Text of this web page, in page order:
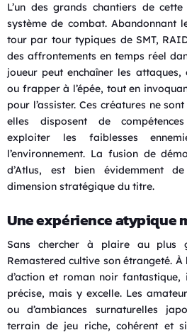
L’un des grands chantiers de
système de combat. Abandonnant
tour par tour typiques de SMT,
des affrontements en temps réel
joueur peut enchaîner les
ou frapper à l’épée, tout en
pour l’assister. Ces créatures ne
elles disposent de
exploiter les faiblesses
l’environnement. La fusion de
d’Atlus, est bien évidemment
dimension stratégique du titre.
Une expérience atypique
Sans chercher à plaire au plus
Remastered cultive son étrangeté. À
d’action et roman noir fantastique,
précise, mais y excelle. Les
ou d’ambiances surnaturelles
terrain de jeu riche, cohérent et